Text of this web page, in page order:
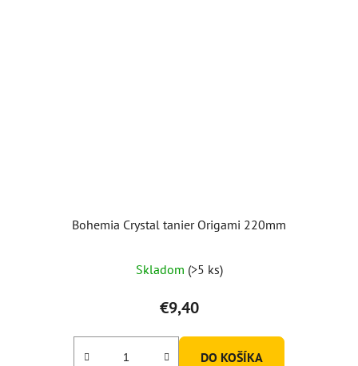
Bohemia Crystal tanier Origami 220mm
hodnotenie
produktu
je
5,0
Skladom (>5 ks)
€9,40
DO KOŠÍKA